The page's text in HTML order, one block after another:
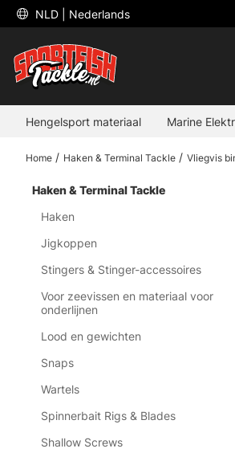
NLD | Nederlands
Hengelsport materiaal Marine
Home Haken & Terminal Tackle Vliegvis
Haken & Terminal Tackle
Haken
Jigkoppen
Stingers & Stinger-accessoires
Voor zeevissen en materiaal voor
onderlijnen
Lood en gewichten
Snaps
Wartels
Spinnerbait Rigs & Blades
Shallow Screws